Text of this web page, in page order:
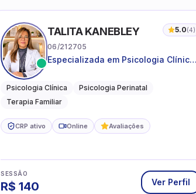
TALITA KANEBLEY 5.0(4)
06/212705
Especializada em Psicologia Clínica
adultos e famílias
Psicologia Clínica
Psicologia Perinatal
Terapia Familiar
CRP ativo Online Avaliações
SESSÃO
R$ 140 Ver Perfil